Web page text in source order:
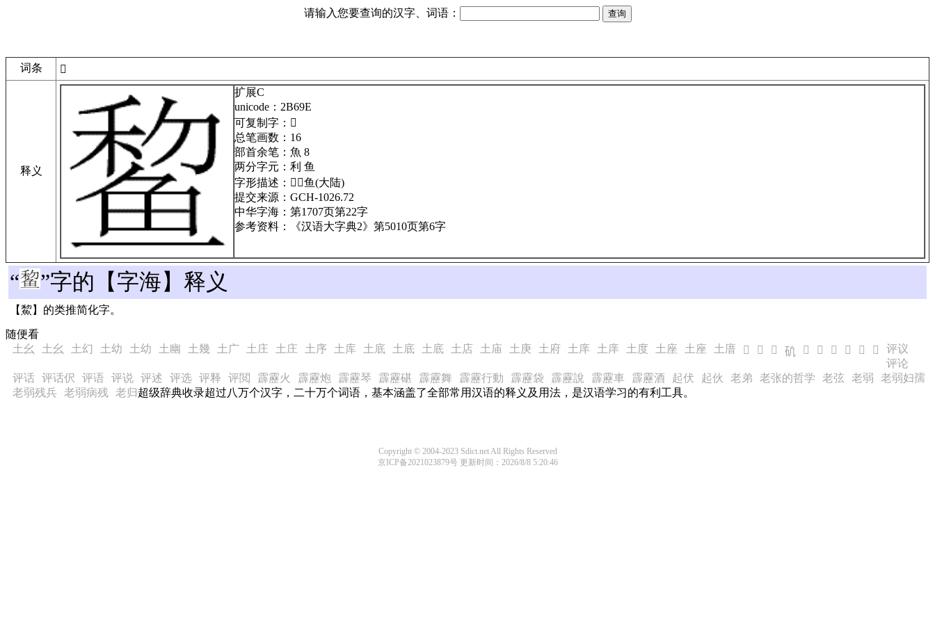
请输入您要查询的汉字、词语：
词条 𫚞
释义
扩展C
unicode：2B69E
可复制字：𫚞
总笔画数：16
部首余笔：魚 8
两分字元：利 鱼
字形描述： ⿱𥝢鱼(大陆)
提交来源：GCH-1026.72
中华字海：第1707页第22字
参考资料：《汉语大字典2》第5010页第6字
“ ”字的【字海】释义
【鯬】的类推简化字。
随便看
土幺
土幺 土幻 土幼 土幼 土幽 土幾 土广 土庄 土庄 土序 土库 土底 土底 土底 土店 土庙 土庚 土府 土庠 土庠 土度 土座 土座 土庴 𥐡 𥐣 𥐤 𥐥 𥐦 𥐧 𥐨 𥐩 𥐪 𥐫
评议
评论
评话 评话伬 评语 评说 评述 评选 评释 评閲 霹靂火 霹靂炮 霹靂琴 霹靂碪 霹靂舞 霹靂行動 霹靂袋 霹靂說 霹靂車 霹靂酒 起伏 起伙 老弟 老张的哲学 老弦 老弱
老弱妇孺
老弱残兵 老弱病残 老归超级辞典收录超过八万个汉字，二十万个词语，基本涵盖了全部常用汉语的释义及用法，是汉语学习的有利工具。
Copyright © 2004-2023 Sdict.net All Rights Reserved
京ICP备2021023879号更新时间：2026/8/8 5:20:46